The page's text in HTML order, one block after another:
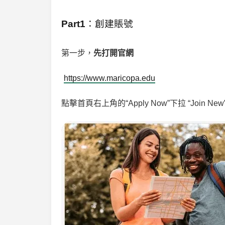
Part1 ：創建賬號
第一步， 先打開官網
https://www.maricopa.edu
點擊首頁右上角的“Apply Now”下拉 “Join